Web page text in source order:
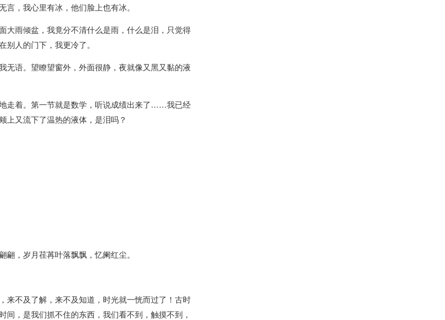
言，我心里有冰，他们脸上也有冰。
大雨倾盆，我竟分不清什么是雨，什么是泪，只觉得
别人的门下，我更冷了。
无语。望瞭望窗外，外面很静，夜就像又黑又黏的液
走着。第一节就是数学，听说成绩出来了……我已经
上又流下了温热的液体，是泪吗？
，岁月荏苒叶落飘飘，忆阑红尘。
来不及了解，来不及知道，时光就一恍而过了！古时
，是我们抓不住的东西，我们看不到，触摸不到，